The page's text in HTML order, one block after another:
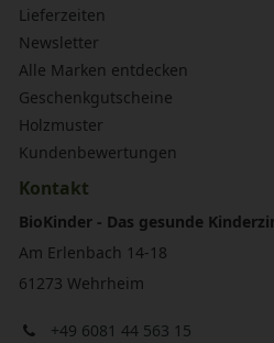
Lieferzeiten
Newsletter
Alle Marken entdecken
Geschenkgutscheine
Holzmuster
Kundenbewertungen
Kontakt
BioKinder - Das gesunde
Am Erlenbach 14-18
61273 Wehrheim
+49 6081 44 563 15